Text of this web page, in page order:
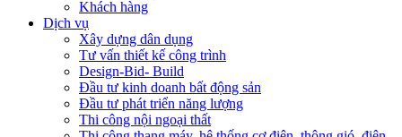
Khách hàng
Dịch vụ
Xây dựng dân dụng
Tư vấn thiết kế công trình
Design-Bid- Build
Đầu tư kinh doanh bất động sản
Đầu tư phát triển năng lượng
Thi công nội ngoại thất